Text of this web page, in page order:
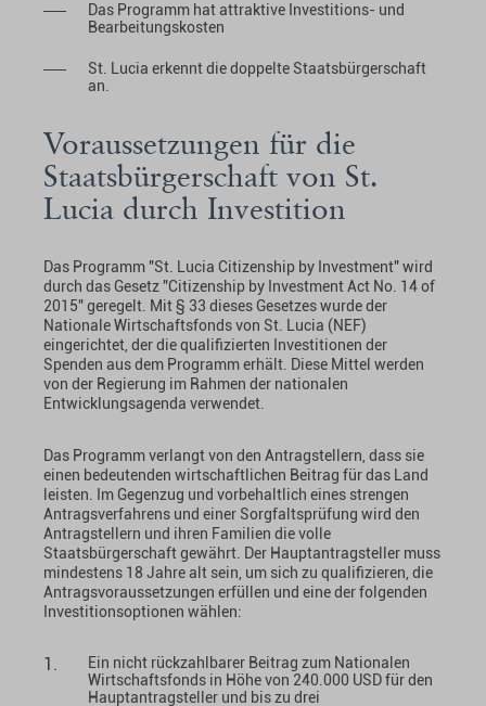
Das Programm hat attraktive Investitions- und
Bearbeitungskosten
St. Lucia erkennt die doppelte Staatsbürgerschaft
an.
Voraussetzungen für die
Staatsbürgerschaft von St.
Lucia durch Investition
Das Programm "St. Lucia Citizenship by Investment" wird
durch das Gesetz "Citizenship by Investment Act No. 14 of
2015" geregelt. Mit § 33 dieses Gesetzes wurde der
Nationale Wirtschaftsfonds von St. Lucia (NEF)
eingerichtet, der die qualifizierten Investitionen der
Spenden aus dem Programm erhält. Diese Mittel werden
von der Regierung im Rahmen der nationalen
Entwicklungsagenda verwendet.
Das Programm verlangt von den Antragstellern, dass sie
einen bedeutenden wirtschaftlichen Beitrag für das Land
leisten. Im Gegenzug und vorbehaltlich eines strengen
Antragsverfahrens und einer Sorgfaltsprüfung wird den
Antragstellern und ihren Familien die volle
Staatsbürgerschaft gewährt. Der Hauptantragsteller muss
mindestens 18 Jahre alt sein, um sich zu qualifizieren, die
Antragsvoraussetzungen erfüllen und eine der folgenden
Investitionsoptionen wählen:
Ein nicht rückzahlbarer Beitrag zum Nationalen
Wirtschaftsfonds in Höhe von 240.000 USD für den
Hauptantragsteller und bis zu drei